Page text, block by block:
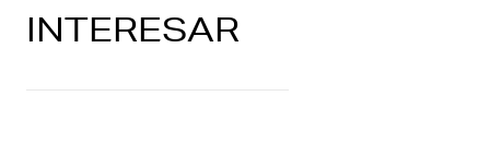
INTERESAR